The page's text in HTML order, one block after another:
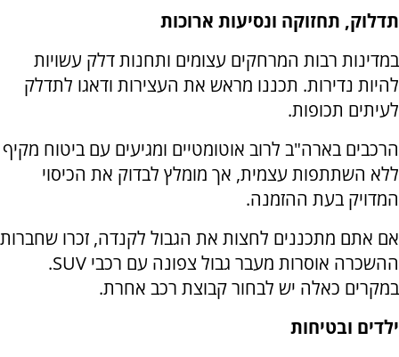
תדלוק, תחזוקה ונסיעות ארוכות
במדינות רבות המרחקים עצומים ותחנות דלק עשויות
להיות נדירות. תכננו מראש את העצירות ודאגו לתדלק
לעיתים תכופות.
הרכבים בארה"ב לרוב אוטומטיים ומגיעים עם ביטוח מקיף
ללא השתתפות עצמית, אך מומלץ לבדוק את הכיסוי
המדויק בעת ההזמנה.
אם אתם מתכננים לחצות את הגבול לקנדה, זכרו שחברות
ההשכרה אוסרות מעבר גבול צפונה עם רכבי SUV
.
במקרים כאלה יש לבחור קבוצת רכב אחרת.
ילדים ובטיחות